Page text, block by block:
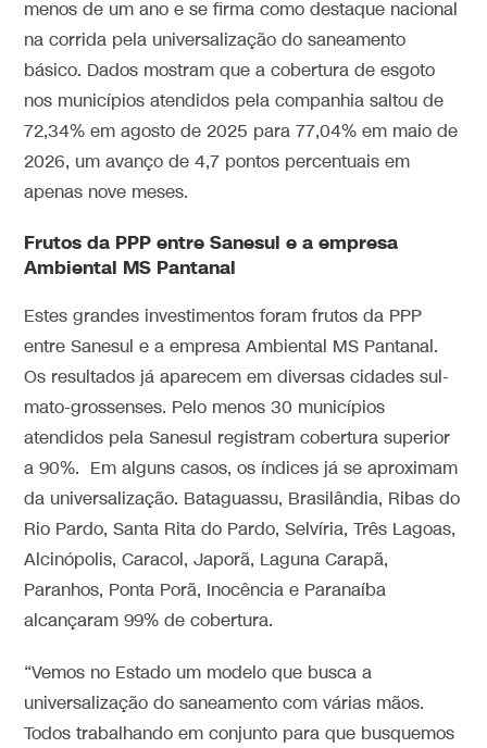
menos de um ano e se firma como destaque nacional
na corrida pela universalização do saneamento
básico. Dados mostram que a cobertura de esgoto
nos municípios atendidos pela companhia saltou de
72,34% em agosto de 2025 para 77,04% em maio de
2026, um avanço de 4,7 pontos percentuais em
apenas nove meses.
Frutos da PPP entre Sanesul e a empresa
Ambiental MS Pantanal
Estes grandes investimentos foram frutos da PPP
entre Sanesul e a empresa Ambiental MS Pantanal.
Os resultados já aparecem em diversas cidades sul-
mato-grossenses. Pelo menos 30 municípios
atendidos pela Sanesul registram cobertura superior
a 90%. Em alguns casos, os índices já se aproximam
da universalização. Bataguassu, Brasilândia, Ribas do
Rio Pardo, Santa Rita do Pardo, Selvíria, Três Lagoas,
Alcinópolis, Caracol, Japorã, Laguna Carapã,
Paranhos, Ponta Porã, Inocência e Paranaíba
alcançaram 99% de cobertura.
“Vemos no Estado um modelo que busca a
universalização do saneamento com várias mãos.
Todos trabalhando em conjunto para que busquemos